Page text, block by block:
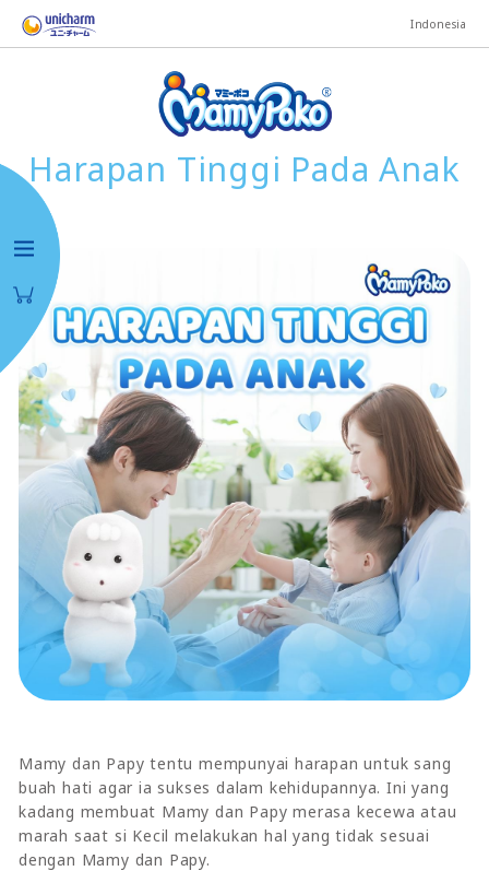
Indonesia
Harapan Tinggi Pada Anak
Mamy dan Papy tentu mempunyai harapan untuk sang
buah hati agar ia sukses dalam kehidupannya. Ini yang
kadang membuat Mamy dan Papy merasa kecewa atau
marah saat si Kecil melakukan hal yang tidak sesuai
dengan Mamy dan Papy.